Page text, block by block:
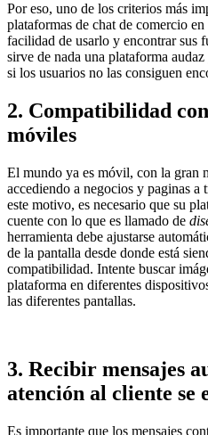
Por eso, uno de los criterios más
plataformas de chat de comercio
facilidad de usarlo y encontrar sus
sirve de nada una plataforma
si los usuarios no las consiguen
2. Compatibilidad
móviles
El mundo ya es móvil, con la gran
accediendo a negocios y paginas a
este motivo, es necesario que su
cuente con lo que es llamado de
herramienta debe ajustarse
de la pantalla desde donde está
compatibilidad. Intente buscar
plataforma en diferentes
las diferentes pantallas.
3. Recibir mensajes
atención al cliente se
Es importante que los mensajes